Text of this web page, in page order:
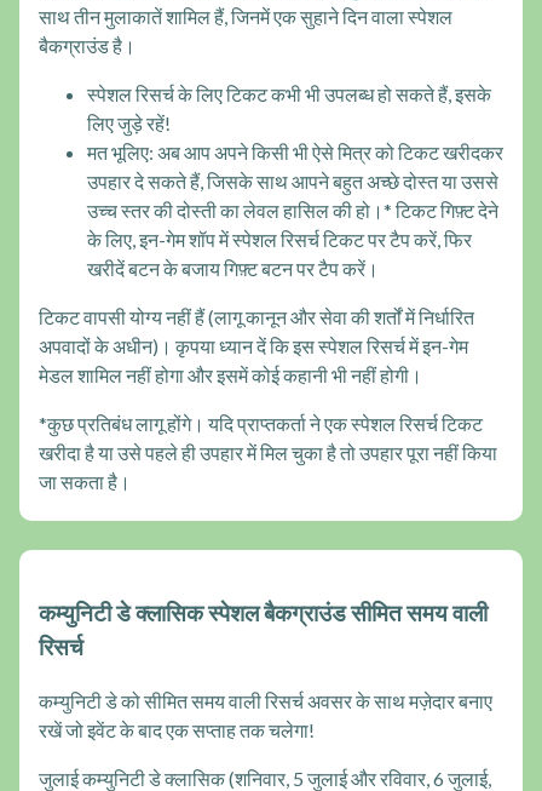
साथ तीन मुलाकातें शामिल हैं, जिनमें एक सुहाने दिन वाला स्पेशल
बैकग्राउंड है।
स्पेशल रिसर्च के लिए टिकट कभी भी उपलब्ध हो सकते हैं, इसके
लिए जुड़े रहें!
मत भूलिए: अब आप अपने किसी भी ऐसे मित्र को टिकट खरीदकर
उपहार दे सकते हैं, जिसके साथ आपने बहुत अच्छे दोस्त या उससे
उच्च स्तर की दोस्ती का लेवल हासिल की हो।* टिकट गिफ़्ट देने
के लिए, इन-गेम शॉप में स्पेशल रिसर्च टिकट पर टैप करें, फिर
खरीदें बटन के बजाय गिफ़्ट बटन पर टैप करें।
टिकट वापसी योग्य नहीं हैं (लागू कानून और सेवा की शर्तों में निर्धारित
अपवादों के अधीन)। कृपया ध्यान दें कि इस स्पेशल रिसर्च में इन-गेम
मेडल शामिल नहीं होगा और इसमें कोई कहानी भी नहीं होगी।
*कुछ प्रतिबंध लागू होंगे। यदि प्राप्तकर्ता ने एक स्पेशल रिसर्च टिकट
खरीदा है या उसे पहले ही उपहार में मिल चुका है तो उपहार पूरा नहीं किया
जा सकता है।
कम्युनिटी डे क्लासिक स्पेशल बैकग्राउंड सीमित समय वाली
रिसर्च
कम्युनिटी डे को सीमित समय वाली रिसर्च अवसर के साथ मज़ेदार बनाए
रखें जो इवेंट के बाद एक सप्ताह तक चलेगा!
जुलाई कम्युनिटी डे क्लासिक (शनिवार, 5 जुलाई और रविवार, 6 जुलाई,